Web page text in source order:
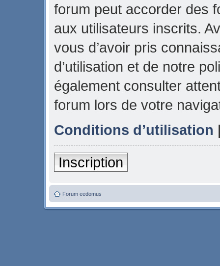
forum peut accorder des
aux utilisateurs inscrits.
vous d’avoir pris
d’utilisation et de notre
également consulter
forum lors de votre
Conditions d’utilisation
Inscription
Forum eedomus